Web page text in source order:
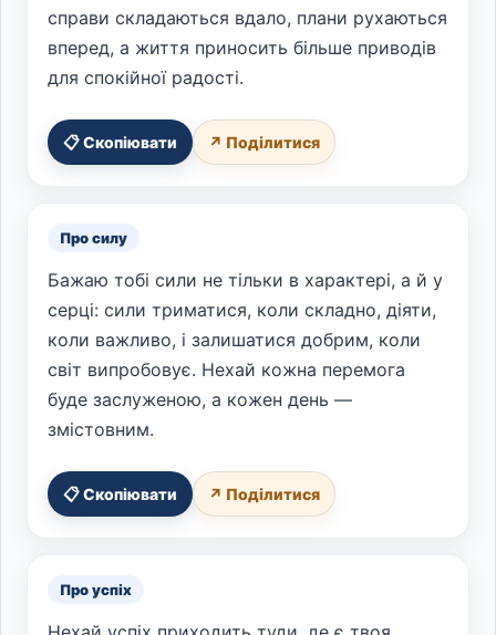
справи складаються вдало, плани рухаються
вперед, а життя приносить більше приводів
для спокійної радості.
📋 Скопіювати ↗ Поділитися
Про силу
Бажаю тобі сили не тільки в характері, а й у
серці: сили триматися, коли складно, діяти,
коли важливо, і залишатися добрим, коли
світ випробовує. Нехай кожна перемога
буде заслуженою, а кожен день —
змістовним.
📋 Скопіювати ↗ Поділитися
Про успіх